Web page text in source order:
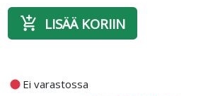
add_shopping_cart LISÄÄ KORIIN
fiber_manual_record Ei varastossa